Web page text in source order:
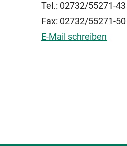
Tel.: 02732/55271-43
Fax: 02732/55271-50
E-Mail schreiben